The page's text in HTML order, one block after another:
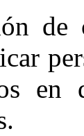
de
en